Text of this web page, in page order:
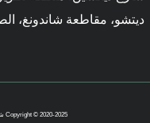
ديتشو، مقاطعة شاندونغ،
Copyright © 2020-2025 شاندونغ بايلونغ تشوانغيوان التكنولوجيا الحيوية المحدودة